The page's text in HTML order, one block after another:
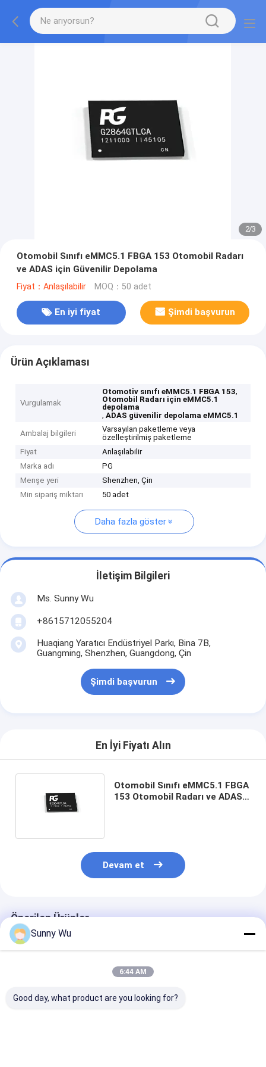
2/3
Otomobil Sınıfı eMMC5.1 FBGA 153 Otomobil Radarı
ve ADAS için Güvenilir Depolama
Fiyat：Anlaşılabilir MOQ：50 adet
En iyi fiyat Şimdi başvurun
Ürün Açıklaması
Vurgulamak
Otomotiv sınıfı eMMC5.1 FBGA 153,
Otomobil Radarı için eMMC5.1
depolama
,ADAS güvenilir depolama eMMC5.1
Ambalaj bilgileri
Varsayılan paketleme veya
özelleştirilmiş paketleme
Fiyat
Anlaşılabilir
Marka adı
PG
Menşe yeri
Shenzhen, Çin
Min sipariş miktarı
50 adet
Daha fazla göster
İletişim Bilgileri
Ms. Sunny Wu
+8615712055204
Huaqiang Yaratıcı Endüstriyel Parkı, Bina 7B,
Guangming, Shenzhen, Guangdong, Çin
Şimdi başvurun
En İyi Fiyatı Alın
Otomobil Sınıfı eMMC5.1 FBGA
153 Otomobil Radarı ve ADAS
Devam et
Önerilen Ürünler
Sunny Wu
6:44 AM
Good day, what product are you looking for?